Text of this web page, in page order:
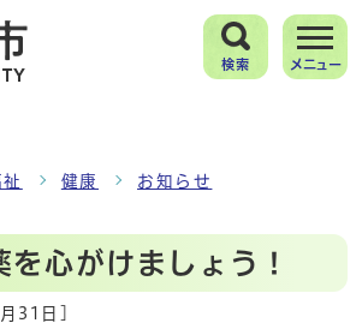
検索 メニュー
健康 お知らせ
を心がけましょう！
31日